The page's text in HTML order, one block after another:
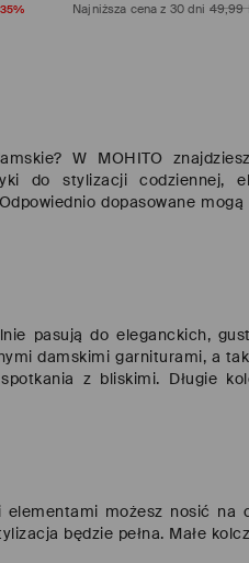
Najniższa cena z 30 dni 49,99
W MOHITO
do stylizacji codziennej,
dopasowane
pasują do eleganckich,
damskimi garniturami, a
z bliskimi. Długie
możesz nosić
będzie pełna. Małe